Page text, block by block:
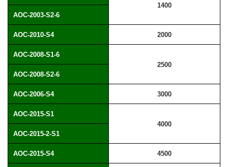
1400
AOC-2003-S2-6
AOC-2010-S4 2000
AOC-2008-S1-6
2500
AOC-2008-S2-6
AOC-2006-S4 3000
AOC-2015-S1
4000
AOC-2015-2-S1
AOC-2015-S4 4500